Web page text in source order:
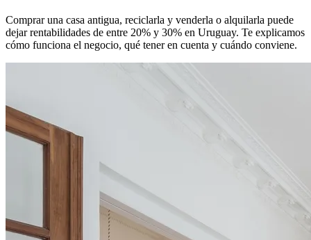
Comprar una casa antigua, reciclarla y venderla o alquilarla puede
dejar rentabilidades de entre 20% y 30% en Uruguay. Te explicamos
cómo funciona el negocio, qué tener en cuenta y cuándo conviene.